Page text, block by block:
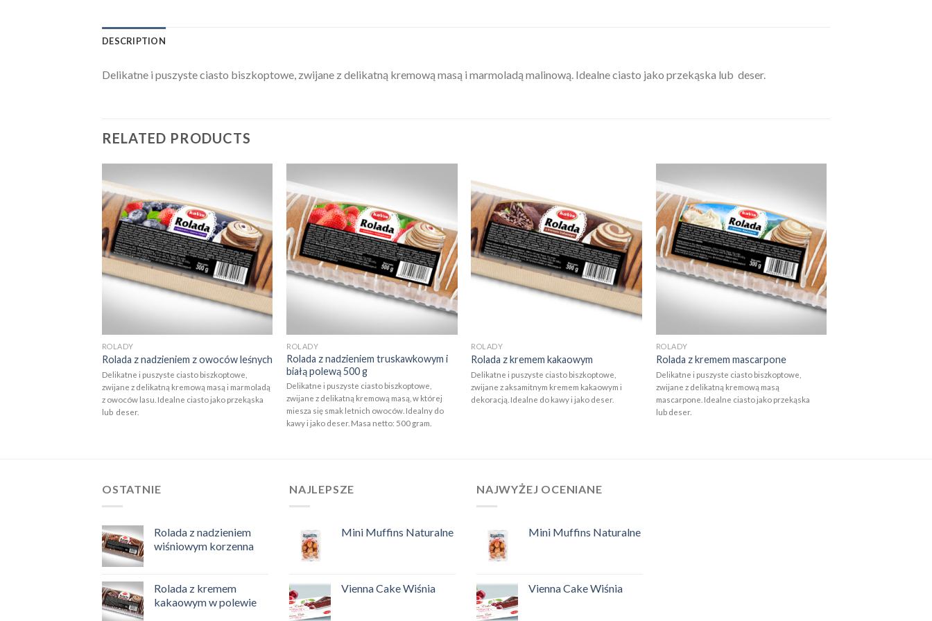
DESCRIPTION
Delikatne i puszyste ciasto biszkoptowe, zwijane z delikatną kremową masą i marmoladą malinową. Idealne ciasto jako przekąska lub deser.
RELATED PRODUCTS
wishlist
ROLADY
Rolada z nadzieniem z owoców leśnych
Delikatne i puszyste ciasto biszkoptowe,
zwijane z delikatną kremową masą i marmoladą
z owoców lasu. Idealne ciasto jako przekąska
lub deser.
ROLADY
Rolada z nadzieniem truskawkowym i
białą polewą 500 g
Delikatne i puszyste ciasto biszkoptowe,
zwijane z delikatną kremową masą, w której
miesza się smak letnich owoców. Idealny do
kawy i jako deser. Masa netto: 500 gram.
wishlist
ROLADY
Rolada z kremem kakaowym
Delikatne i puszyste ciasto biszkoptowe,
zwijane z aksamitnym kremem kakaowym i
dekoracją. Idealne do kawy i jako deser.
ROLADY
Rolada z kremem mascarpone
Delikatne i puszyste ciasto biszkoptowe,
zwijane z delikatną kremową masą
mascarpone. Idealne ciasto jako przekąska
lub deser.
OSTATNIE
Rolada z nadzieniem
wiśniowym korzenna
Rolada z kremem
kakaowym w polewie
NAJLEPSZE
Mini Muffins Naturalne
Vienna Cake Wiśnia
NAJWYŻEJ OCENIANE
Mini Muffins Naturalne
Vienna Cake Wiśnia